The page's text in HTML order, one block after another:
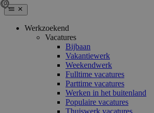
Werkzoekend
Vacatures
Bijbaan
Vakantiewerk
Weekendwerk
Fulltime vacatures
Parttime vacatures
Werken in het buitenland
Populaire vacatures
Thuiswerk vacatures